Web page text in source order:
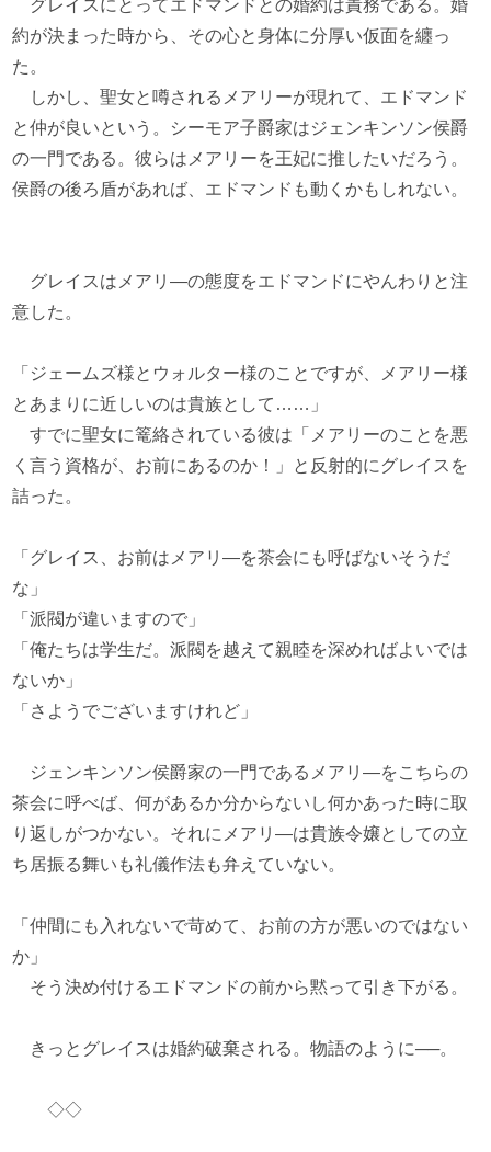
グレイスにとってエドマンドとの婚約は責務である。婚
約が決まった時から、その心と身体に分厚い仮面を纏っ
た。
しかし、聖女と噂されるメアリーが現れて、エドマンド
と仲が良いという。シーモア子爵家はジェンキンソン侯爵
の一門である。彼らはメアリーを王妃に推したいだろう。
侯爵の後ろ盾があれば、エドマンドも動くかもしれない。
グレイスはメアリ―の態度をエドマンドにやんわりと注
意した。
「ジェームズ様とウォルター様のことですが、メアリー様
とあまりに近しいのは貴族として……」
すでに聖女に篭絡されている彼は「メアリーのことを悪
く言う資格が、お前にあるのか！」と反射的にグレイスを
詰った。
「グレイス、お前はメアリ―を茶会にも呼ばないそうだ
な」
「派閥が違いますので」
「俺たちは学生だ。派閥を越えて親睦を深めればよいでは
ないか」
「さようでございますけれど」
ジェンキンソン侯爵家の一門であるメアリ―をこちらの
茶会に呼べば、何があるか分からないし何かあった時に取
り返しがつかない。それにメアリ―は貴族令嬢としての立
ち居振る舞いも礼儀作法も弁えていない。
「仲間にも入れないで苛めて、お前の方が悪いのではない
か」
そう決め付けるエドマンドの前から黙って引き下がる。
きっとグレイスは婚約破棄される。物語のように──。
◇◇